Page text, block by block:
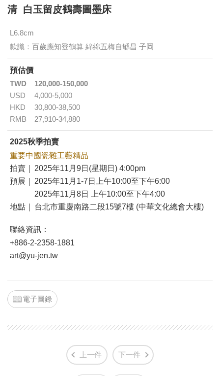
清 白玉留皮鶴壽圖墨床
L6.8cm
款識：百歲應知登鶴算 綿綿五梅自緐昌 子岡
預估價
TWD
120,000-150,000
USD
4,000-5,000
HKD
30,800-38,500
RMB
27,910-34,880
2025秋季拍賣
重要中國瓷雜工藝精品
拍賣｜
2025年11月9日(星期日) 4:00pm
預展｜
2025年11月1-7日上午10:00至下午6:00
2025年11月8日 上午10:00至下午4:00
地點｜
台北市重慶南路二段15號7樓 (中華文化總會大樓)
聯絡資訊：
+886-2-2358-1881
art@yu-jen.tw
電子圖錄
上一件 下一件